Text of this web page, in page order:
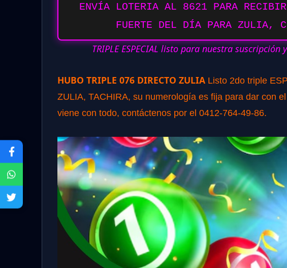
ENVÍA LOTERIA AL 8621 PARA
FUERTE DEL DÍA PARA ZULIA,
TRIPLE ESPECIAL listo para nuestra suscripción
HUBO TRIPLE 076 DIRECTO ZULIA Listo 2do triple
ZULIA, TACHIRA, su numerología es fija para dar con
viene con todo, contáctenos por el 0412-764-49-86.